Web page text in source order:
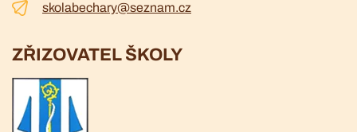
skolabechary@seznam.cz
ZŘIZOVATEL ŠKOLY